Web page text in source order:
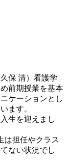
保 清）看護学
前期授業を基本
ケーションとし
ます。
生を迎えまし
は担任やクラス
ない状況でし